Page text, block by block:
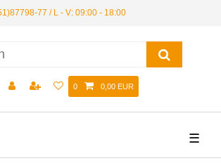
77 / L - V: 09:00 - 18:00
0 0,00 EUR
☰